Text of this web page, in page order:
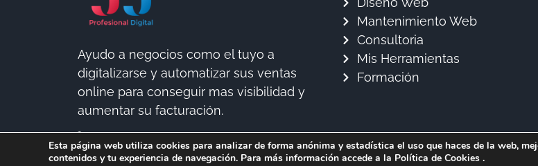
Ayudo a negocios como el tuyo a
digitalizarse y automatizar sus ventas
online para conseguir mas visibilidad y
aumentar su facturación.
650836635
hola@juanjoserprofesionaldigital.com
Mantenimiento Web
Consultoria
Mis Herramientas
Formación
Esta página web utiliza cookies para analizar de forma anónima y estadística el uso que haces de la web,
contenidos y tu experiencia de navegación. Para más información accede a la Política de Cookies .